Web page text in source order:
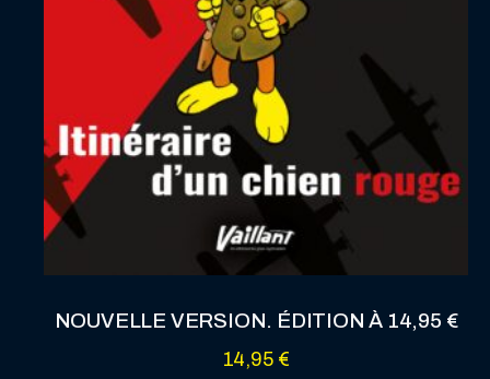
NOUVELLE VERSION. ÉDITION À 14,95 €
14,95 €